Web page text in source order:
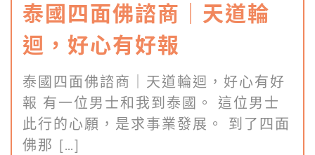
泰國四面佛諮商｜天道輪
迴，好心有好報
泰國四面佛諮商｜天道輪迴，好心有好
報 有一位男士和我到泰國。 這位男士
此行的心願，是求事業發展。 到了四面
佛那 […]